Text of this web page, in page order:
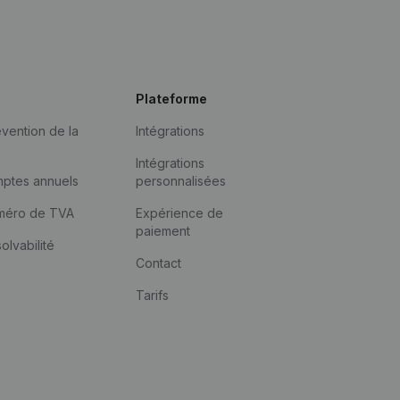
de la
annuels
de TVA
Plateforme
Intégrations
Intégrations
personnalisées
Expérience de
paiement
Contact
Tarifs